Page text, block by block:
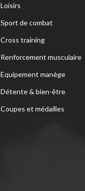
Loisirs
Sport de combat
Cross training
Renforcement musculaire
Equipement manège
Détente & bien-être
Coupes et médailles